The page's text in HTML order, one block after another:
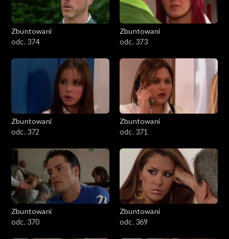
Zbuntowani
odc. 374
Zbuntowani
odc. 373
Zbuntowani
odc. 372
Zbuntowani
odc. 371
Zbuntowani
odc. 370
Zbuntowani
odc. 369